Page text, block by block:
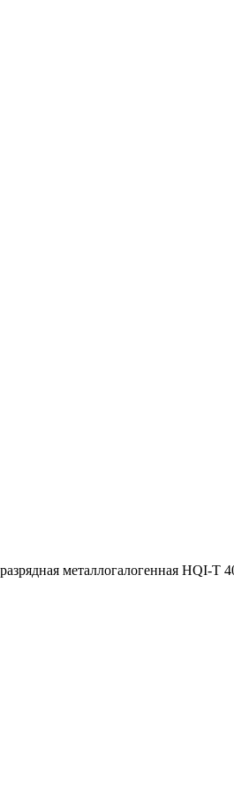
металлогалогенная HQI-